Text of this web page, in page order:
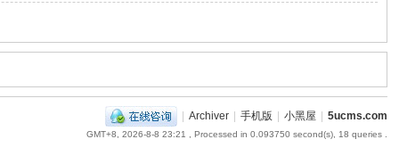
| Archiver | 手机版 | 小黑屋 | 5ucms.com
GMT+8, 2026-8-8 23:21 , Processed in 0.093750 second(s), 18 queries .